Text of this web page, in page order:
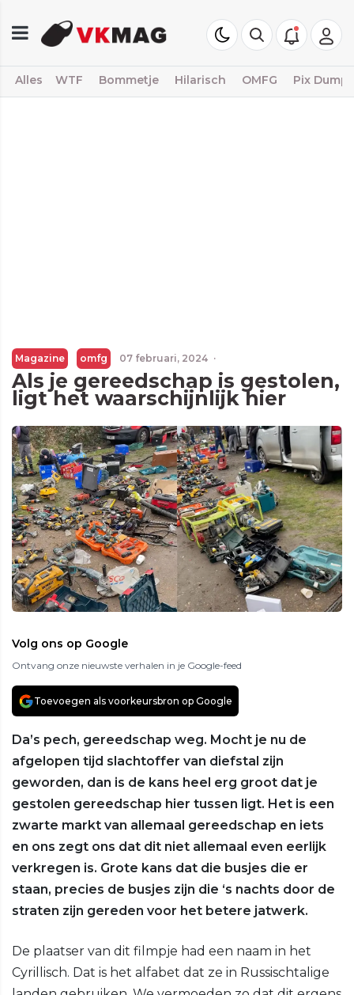
Alles WTF Bommetje Hilarisch OMFG Pix Dump
Magazine omfg 07 februari, 2024 ·
Als je gereedschap is gestolen,
ligt het waarschijnlijk hier
Volg ons op Google
Ontvang onze nieuwste verhalen in je Google-feed
Toevoegen als voorkeursbron op Google
Da’s pech, gereedschap weg. Mocht je nu de
afgelopen tijd slachtoffer van diefstal zijn
geworden, dan is de kans heel erg groot dat je
gestolen gereedschap hier tussen ligt. Het is een
zwarte markt van allemaal gereedschap en iets
en ons zegt ons dat dit niet allemaal even eerlijk
verkregen is. Grote kans dat die busjes die er
staan, precies de busjes zijn die ‘s nachts door de
straten zijn gereden voor het betere jatwerk.
De plaatser van dit filmpje had een naam in het
Cyrillisch. Dat is het alfabet dat ze in Russischtalige